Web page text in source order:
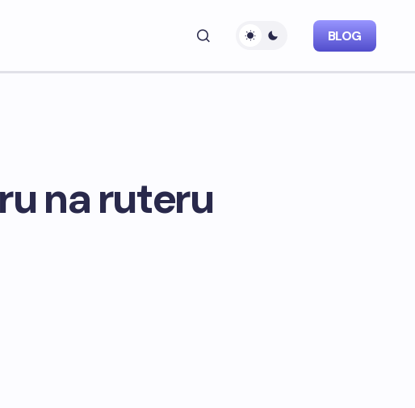
BLOG
na ruteru